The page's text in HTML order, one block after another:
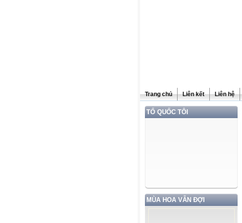
Trang chủ Liên kết Liên hệ
TỔ QUỐC TÔI
MÙA HOA VẪN ĐỢI